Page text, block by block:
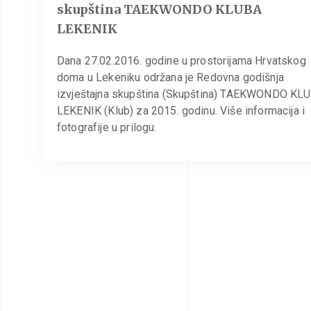
skupština TAEKWONDO KLUBA
LEKENIK
Dana 27.02.2016. godine u prostorijama Hrvatskog
doma u Lekeniku održana je Redovna godišnja
izvještajna skupština (Skupština) TAEKWONDO
LEKENIK (Klub) za 2015. godinu. Više informacija i
fotografije u prilogu.